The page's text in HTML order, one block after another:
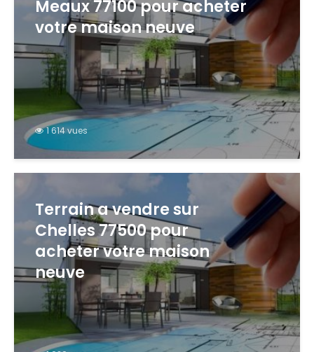
Meaux 77100 pour acheter
votre maison neuve
1 614 vues
Terrain a vendre sur
Chelles 77500 pour
acheter votre maison
neuve